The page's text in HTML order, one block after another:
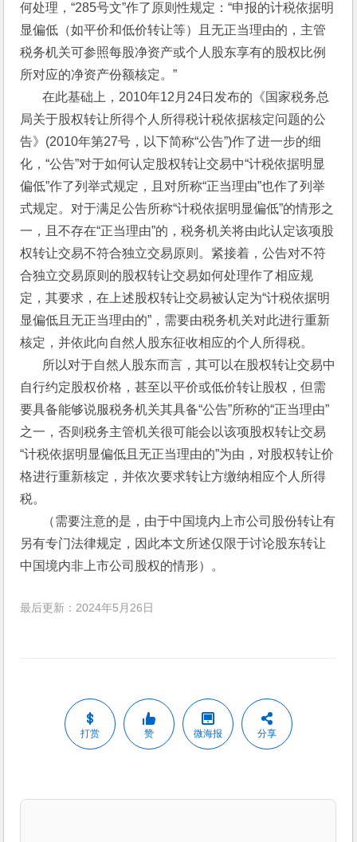
何处理，“285号文”作了原则性规定：“申报的计税依据明
显偏低（如平价和低价转让等）且无正当理由的，主管
税务机关可参照每股净资产或个人股东享有的股权比例
所对应的净资产份额核定。”
在此基础上，2010年12月24日发布的《国家税务总
局关于股权转让所得个人所得税计税依据核定问题的公
告》(2010年第27号，以下简称“公告”)作了进一步的细
化，“公告”对于如何认定股权转让交易中“计税依据明显
偏低”作了列举式规定，且对所称“正当理由”也作了列举
式规定。对于满足公告所称“计税依据明显偏低”的情形之
一，且不存在“正当理由”的，税务机关将由此认定该项股
权转让交易不符合独立交易原则。紧接着，公告对不符
合独立交易原则的股权转让交易如何处理作了相应规
定，其要求，在上述股权转让交易被认定为“计税依据明
显偏低且无正当理由的”，需要由税务机关对此进行重新
核定，并依此向自然人股东征收相应的个人所得税。
所以对于自然人股东而言，其可以在股权转让交易中
自行约定股权价格，甚至以平价或低价转让股权，但需
要具备能够说服税务机关其具备“公告”所称的“正当理由”
之一，否则税务主管机关很可能会以该项股权转让交易
“计税依据明显偏低且无正当理由的”为由，对股权转让价
格进行重新核定，并依次要求转让方缴纳相应个人所得
税。
（需要注意的是，由于中国境内上市公司股份转让有
另有专门法律规定，因此本文所述仅限于讨论股东转让
中国境内非上市公司股权的情形）。
最后更新：2024年5月26日
打赏 赞 微海报 分享